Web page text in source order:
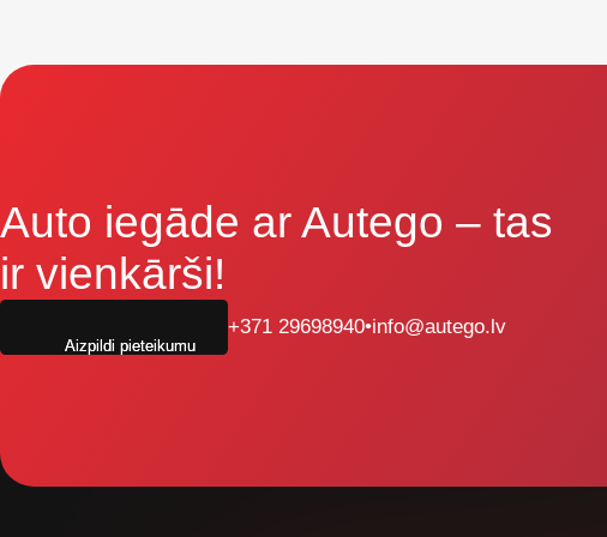
Auto iegāde ar Autego – tas
ir vienkārši!
+371 29698940•info@autego.lv